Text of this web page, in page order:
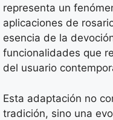
representa un
aplicaciones de
esencia de la
funcionalidades que
del usuario
Esta adaptación no
tradición, sino una